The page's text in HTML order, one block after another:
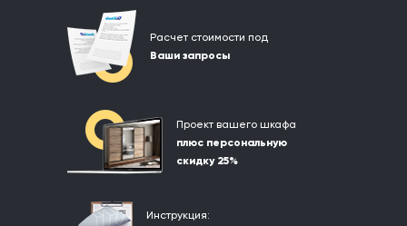
Расчет стоимости под
Ваши запросы
Проект вашего шкафа
плюс персональную
cкидку 25%
Инструкция: